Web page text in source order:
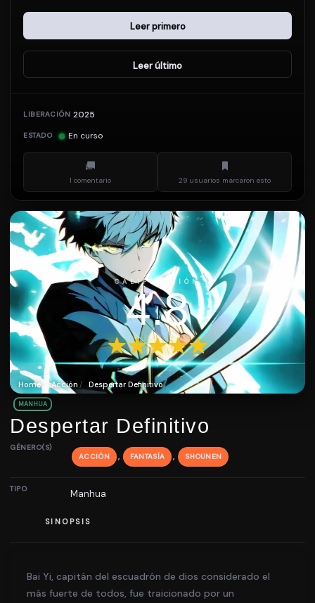
Leer primero
Leer último
LIBERACIÓN 2025
ESTADO En curso
1 comentario 29 usuarios marcaron esto
Home Acción Despertar Definitivo
CALIFICACIÓN
4.8
MANHUA
Despertar Definitivo
GÉNERO(S)
ACCIÓN
, FANTASÍA , SHOUNEN
TIPO Manhua
SINOPSIS
Bai Yi, capitán del escuadrón de dios considerado el
más fuerte de todos, fue traicionado por un